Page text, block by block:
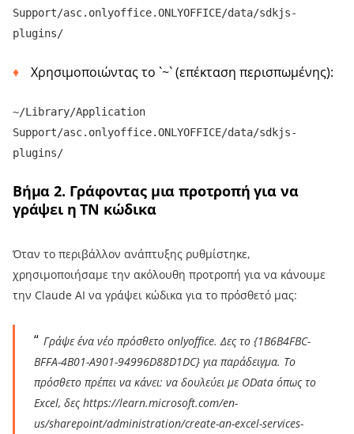
Support/asc.onlyoffice.ONLYOFFICE/data/sdkjs-
plugins/
Χρησιμοποιώντας το `~` (επέκταση περισπωμένης):
~/Library/Application
Support/asc.onlyoffice.ONLYOFFICE/data/sdkjs-
plugins/
Βήμα 2. Γράφοντας μια προτροπή για να
γράψει η TN κώδικα
Όταν το περιβάλλον ανάπτυξης ρυθμίστηκε,
χρησιμοποιήσαμε την ακόλουθη προτροπή για να κάνουμε
την Claude AI να γράψει κώδικα για το πρόσθετό μας:
Γράψε ένα νέο πρόσθετο onlyoffice. Δες το {1B6B4FBC-
BFFA-4B01-A901-94996D88D1DC} για παράδειγμα. Το
πρόσθετο πρέπει να κάνει: να δουλεύει με OData όπως το
Excel, δες https://learn.microsoft.com/en-
us/sharepoint/administration/create-an-excel-services-